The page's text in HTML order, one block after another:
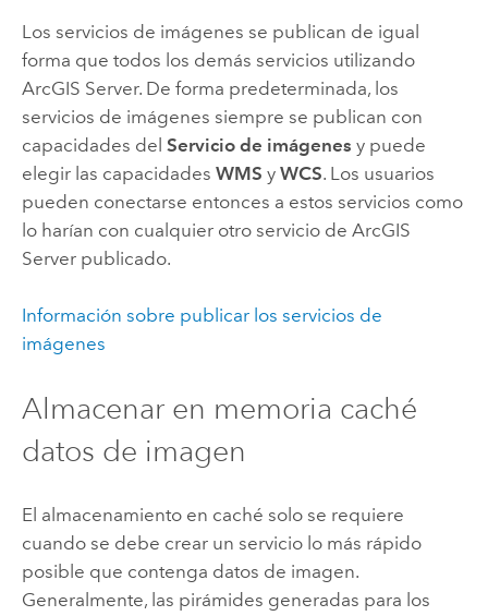
Los servicios de imágenes se publican de igual
forma que todos los demás servicios utilizando
ArcGIS Server. De forma predeterminada, los
servicios de imágenes siempre se publican con
capacidades del Servicio de imágenes y puede
elegir las capacidades WMS y WCS. Los usuarios
pueden conectarse entonces a estos servicios como
lo harían con cualquier otro servicio de ArcGIS
Serverpublicado.
Información sobre publicar los servicios de
imágenes
Almacenar en memoria caché
datos de imagen
El almacenamiento en caché solo se requiere
cuando se debe crear un servicio lo más rápido
posible que contenga datos de imagen.
Generalmente, las pirámides generadas para los